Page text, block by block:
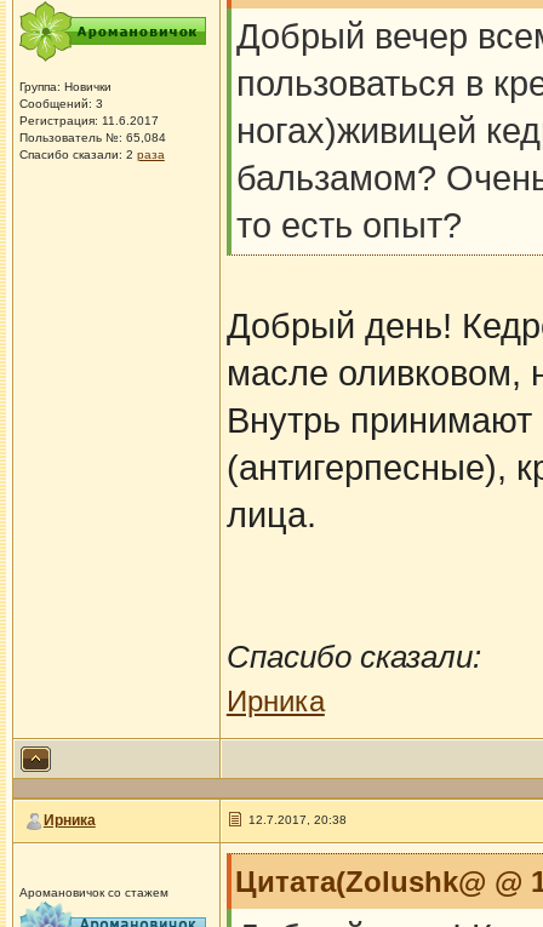
Группа: Новички
Сообщений: 3
Регистрация: 11.6.2017
Пользователь №: 65,084
Спасибо сказали: 2 раза
Добрый вечер
пользоваться в
ногах)живицей
бальзамом?
то есть опыт?
Добрый день!
масле оливковом,
Внутрь
(антигерпесные),
лица.
Спасибо сказали:
Ирника
Ирника 12.7.2017, 20:38
Аромановичок со стажем Цитата(Zolushk@ @